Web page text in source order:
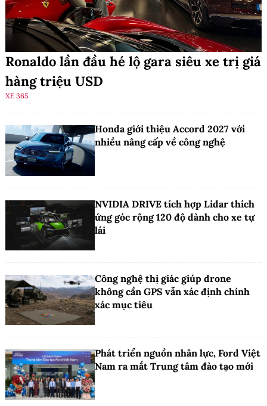
Ronaldo lần đầu hé lộ gara siêu xe trị giá
hàng triệu USD
XE 365
Honda giới thiệu Accord 2027 với
nhiều nâng cấp về công nghệ
NVIDIA DRIVE tích hợp Lidar thích
ứng góc rộng 120 độ dành cho xe tự
lái
Công nghệ thị giác giúp drone
không cần GPS vẫn xác định chính
xác mục tiêu
Phát triển nguồn nhân lực, Ford Việt
Nam ra mắt Trung tâm đào tạo mới